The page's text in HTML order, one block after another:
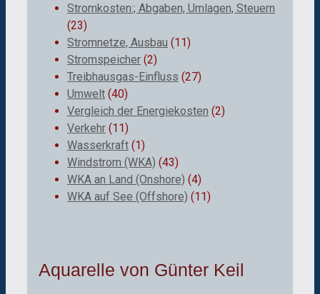
Stromkosten:; Abgaben, Umlagen, Steuern
(23)
Stromnetze, Ausbau (11)
Stromspeicher (2)
Treibhausgas-Einfluss (27)
Umwelt (40)
Vergleich der Energiekosten (2)
Verkehr (11)
Wasserkraft (1)
Windstrom (WKA) (43)
WKA an Land (Onshore) (4)
WKA auf See (Offshore) (11)
Aquarelle von Günter Keil